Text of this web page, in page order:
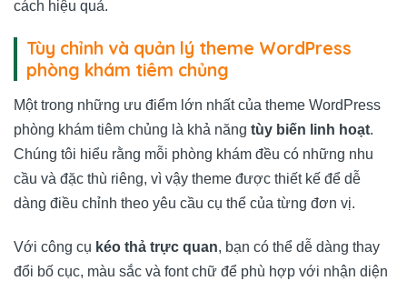
cách hiệu quả.
Tùy chỉnh và quản lý theme WordPress
phòng khám tiêm chủng
Một trong những ưu điểm lớn nhất của theme WordPress
phòng khám tiêm chủng là khả năng tùy biến linh hoạt.
Chúng tôi hiểu rằng mỗi phòng khám đều có những nhu
cầu và đặc thù riêng, vì vậy theme được thiết kế để dễ
dàng điều chỉnh theo yêu cầu cụ thể của từng đơn vị.
Với công cụ kéo thả trực quan, bạn có thể dễ dàng thay
đổi bố cục, màu sắc và font chữ để phù hợp với nhận diện